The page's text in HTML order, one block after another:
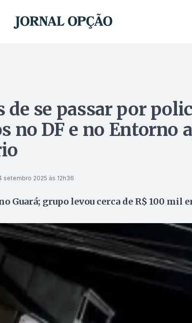
de se passar por
no DF e no Entorno
setembro 2025 às 12h36
Guará; grupo levou cerca de R$ 100 mil